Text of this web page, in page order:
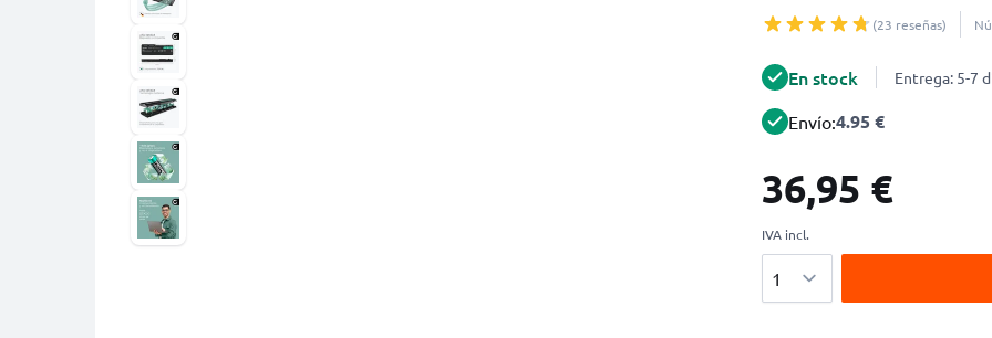
(23 reseñas)
En stock Entrega: 5-7
Envío:4.95 €
36,95 €
IVA incl.